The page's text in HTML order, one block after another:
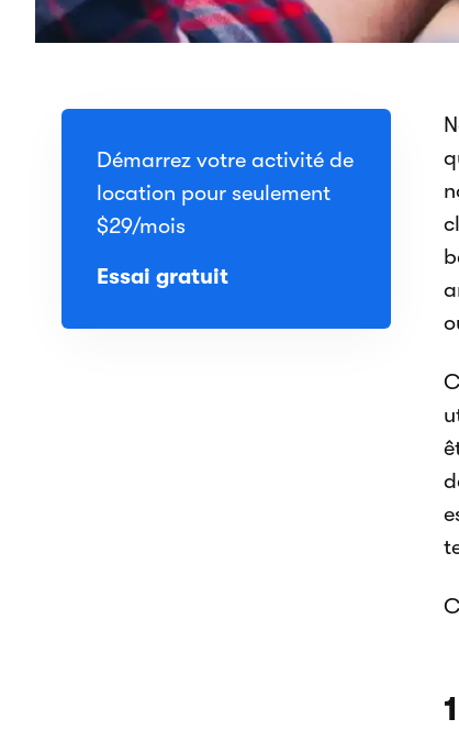
Démarrez votre activité de
location pour seulement
$29/mois
Essai gratuit